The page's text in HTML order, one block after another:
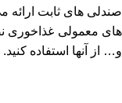
صندلی های ثابت ارائه
های معمولی غذاخوری
و… از آنها استفاده کنید.